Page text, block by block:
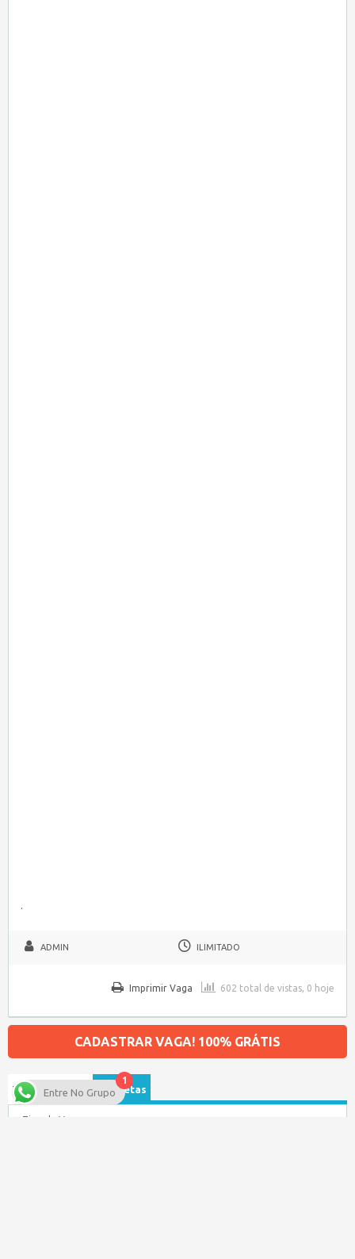
.
ADMIN ILIMITADO
602 total de vistas, 0 hoje
Imprimir Vaga
CADASTRAR VAGA! 100% GRÁTIS
Procurar por… Etiquetas
Tipo de Vaga
1
Entre No Grupo